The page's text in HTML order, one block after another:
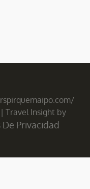
| Travel Insight by
De Privacidad